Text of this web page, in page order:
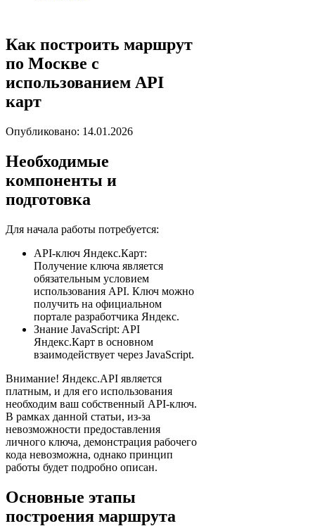
Как построить маршрут
по Москве с
использованием API
карт
Опубликовано: 14.01.2026
Необходимые
компоненты и
подготовка
Для начала работы потребуется:
API-ключ Яндекс.Карт:
Получение ключа является
обязательным условием
использования API. Ключ можно
получить на официальном
портале разработчика Яндекс.
Знание JavaScript: API
Яндекс.Карт в основном
взаимодействует через JavaScript.
Внимание! Яндекс.API является
платным, и для его использования
необходим ваш собственный API-ключ.
В рамках данной статьи, из-за
невозможности предоставления
личного ключа, демонстрация рабочего
кода невозможна, однако принцип
работы будет подробно описан.
Основные этапы
построения маршрута